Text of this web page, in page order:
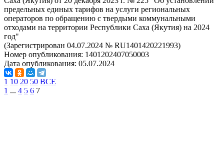
предельных единых тарифов на услуги региональных
операторов по обращению с твердыми коммунальными
отходами на территории Республики Саха (Якутия) на 2024
год"
(Зарегистрирован 04.07.2024 № RU1401420221993)
Номер опубликования: 1401202407050003
Дата опубликования: 05.07.2024
1 10 20 50 ВСЕ
1 ... 4 5 6 7